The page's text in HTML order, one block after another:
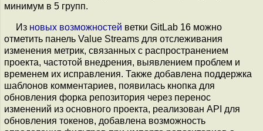
минимум в 5 групп.
Из новых возможностей ветки GitLab 16 можно
отметить панель Value Streams для отслеживания
изменения метрик, связанных с распространением
проекта, частотой внедрения, выявлением проблем и
временем их исправления. Также добавлена поддержка
шаблонов комментариев, появилась кнопка для
обновления форка репозитория через перенос
изменений из основного проекта, реализован API для
обновления токенов, добавлена возможность